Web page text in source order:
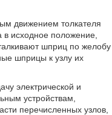
движением толкателя
исходное положение,
шприц по желобу
шприцы к узлу их
электрической и
устройствам,
перечисленных узлов,